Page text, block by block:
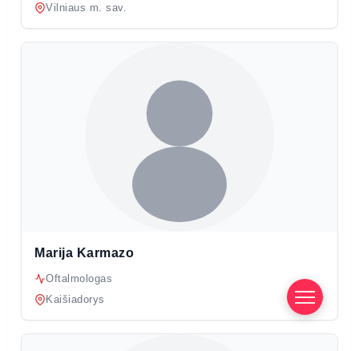
Vilniaus m. sav.
Marija Karmazo
Oftalmologas
Kaišiadorys